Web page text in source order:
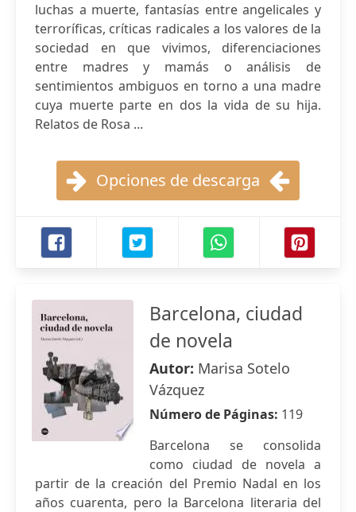
luchas a muerte, fantasías entre angelicales y
terroríficas, críticas radicales a los valores de la
sociedad en que vivimos, diferenciaciones
entre madres y mamás o análisis de
sentimientos ambiguos en torno a una madre
cuya muerte parte en dos la vida de su hija.
Relatos de Rosa ...
Opciones de descarga
Barcelona, ciudad
de novela
Autor: Marisa Sotelo
Vázquez
Número de Páginas: 119
Barcelona se consolida
como ciudad de novela a
partir de la creación del Premio Nadal en los
años cuarenta, pero la Barcelona literaria del